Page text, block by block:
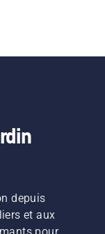
depuis
et aux
pour